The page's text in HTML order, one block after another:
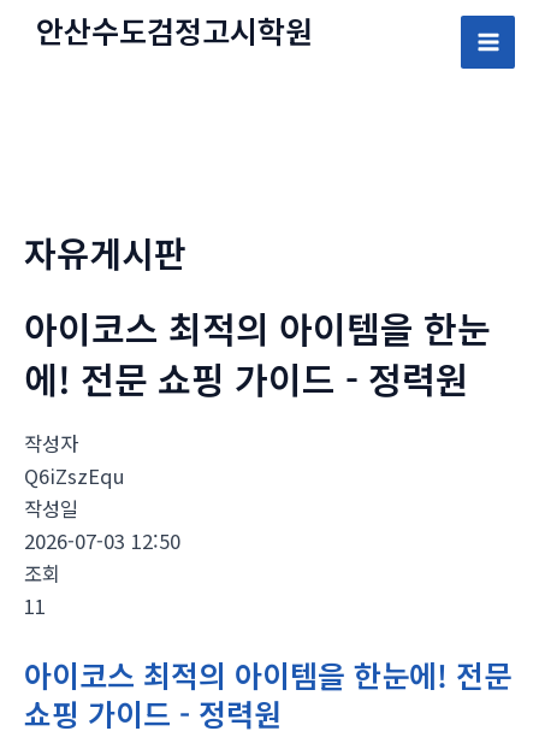
안산수도검정고시학원
Main
자유게시판
아이코스 최적의 아이템을 한눈
에! 전문 쇼핑 가이드 - 정력원
작성자
Q6iZszEqu
작성일
2026-07-03 12:50
조회
11
아이코스 최적의 아이템을 한눈에! 전문
쇼핑 가이드 - 정력원